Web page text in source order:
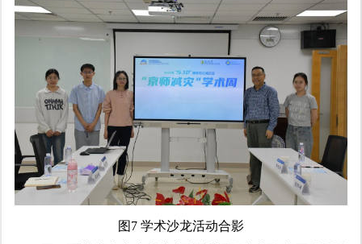
图7 学术沙龙活动合影